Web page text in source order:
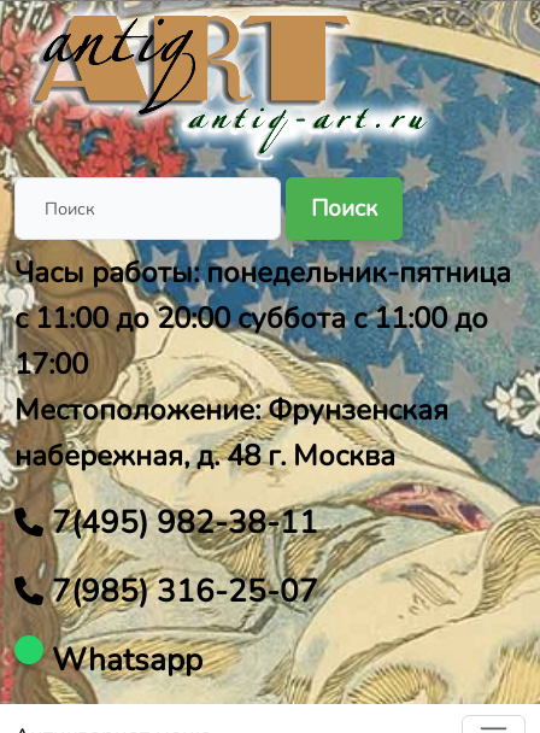
Поиск
Часы работы: понедельник-пятница
с 11:00 до 20:00 суббота с 11:00 до
17:00
Местоположение: Фрунзенская
набережная, д. 48 г. Москва
7(495) 982-38-11
7(985) 316-25-07
Whatsapp